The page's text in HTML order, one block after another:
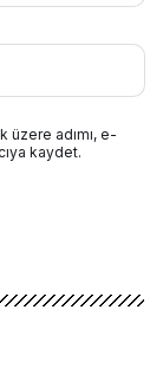
üzere adımı, e-
kaydet.